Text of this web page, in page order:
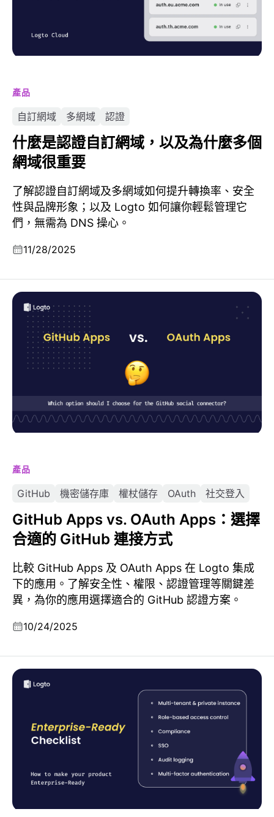
產品
自訂網域 多網域 認證
什麼是認證自訂網域，以及為什麼多個
網域很重要
了解認證自訂網域及多網域如何提升轉換率、安全
性與品牌形象；以及 Logto 如何讓你輕鬆管理它
們，無需為 DNS 操心。
11/28/2025
產品
GitHub 機密儲存庫 權杖儲存 OAuth 社交登入
GitHub Apps vs. OAuth Apps：選擇
合適的 GitHub 連接方式
比較 GitHub Apps 及 OAuth Apps 在 Logto 集成
下的應用。了解安全性、權限、認證管理等關鍵差
異，為你的應用選擇適合的 GitHub 認證方案。
10/24/2025
GitHub Apps vs. OAuth Apps：選擇合適的 GitHub 連
接方式
如何令你的產品達到企業級水準：完整清單